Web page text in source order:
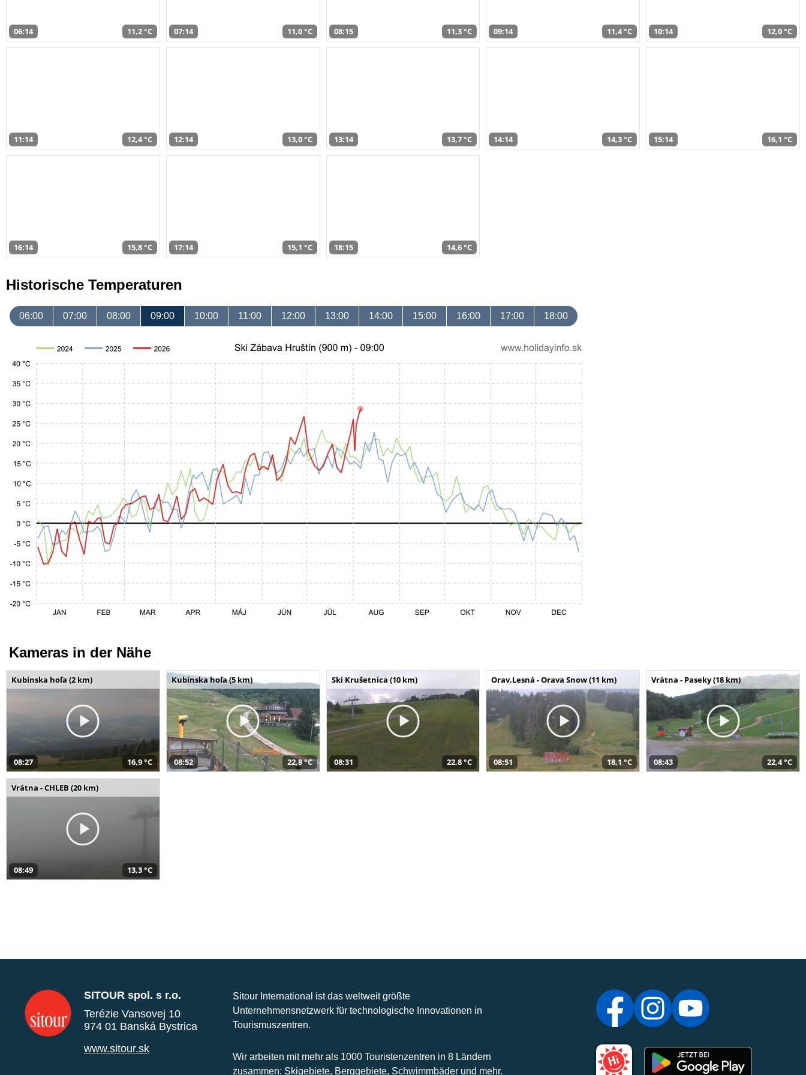
06:14 11,2 °C 07:14 11,0 °C 08:15 11,3 °C 09:14 11,4 °C 10:14 12,0 °C
11:14 12,4 °C 12:14 13,0 °C 13:14 13,7 °C 14:14 14,3 °C 15:14 16,1 °C
16:14 15,8 °C 17:14 15,1 °C 18:15 14,6 °C
Historische Temperaturen
06:00 07:00 08:00 09:00 10:00 11:00 12:00 13:00 14:00 15:00 16:00 17:00 18:00
Kameras in der Nähe
Kubínska hoľa (2 km)
08:27 16,9 °C
Kubínska hoľa (5 km)
08:52 22,8 °C
Ski Krušetnica (10 km)
08:31 22,8 °C
Orav.Lesná - Orava Snow (11 km)
08:51 18,1 °C
Vrátna - Paseky (18 km)
08:43 22,4 °C
Vrátna - CHLEB (20 km)
08:49 13,3 °C
SITOUR spol. s r.o.
Terézie Vansovej 10
974 01 Banská Bystrica
www.sitour.sk
Sitour International ist das weltweit größte
Unternehmensnetzwerk für technologische Innovationen in
Tourismuszentren.
Wir arbeiten mit mehr als 1000 Touristenzentren in 8 Ländern
zusammen: Skigebiete, Berggebiete, Schwimmbäder und mehr.